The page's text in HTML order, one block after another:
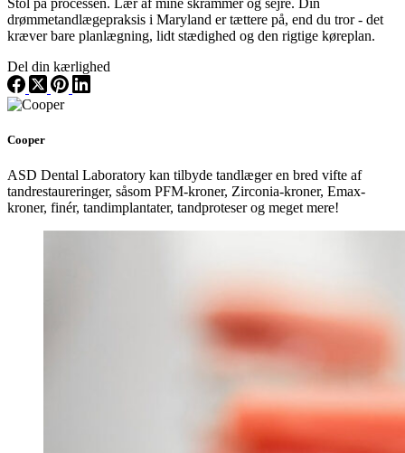
drømmetandlægepraksis i Maryland er tættere på, end du tror - det
kræver bare planlægning, lidt stædighed og den rigtige køreplan.
Del din kærlighed
Cooper
ASD Dental Laboratory kan tilbyde tandlæger en bred vifte af
tandrestaureringer, såsom PFM-kroner, Zirconia-kroner, Emax-
kroner, finér, tandimplantater, tandproteser og meget mere!